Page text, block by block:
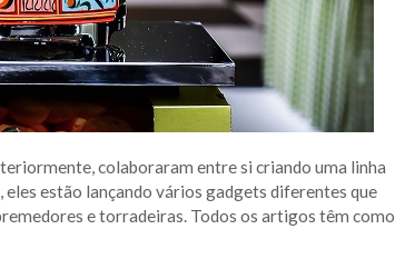
colaboraram entre si criando uma linha
estão lançando vários gadgets diferentes que
e torradeiras. Todos os artigos têm como